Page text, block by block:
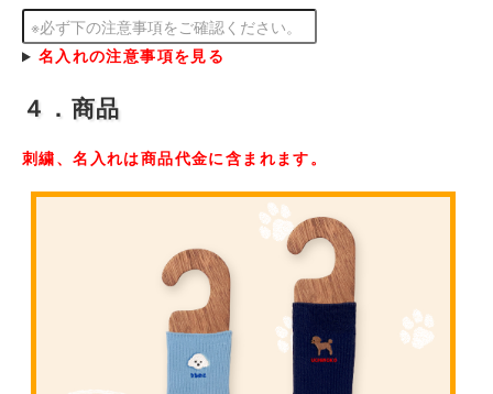
名入れの注意事項を見る
４．商品
刺繍、名入れは商品代金に含まれます。